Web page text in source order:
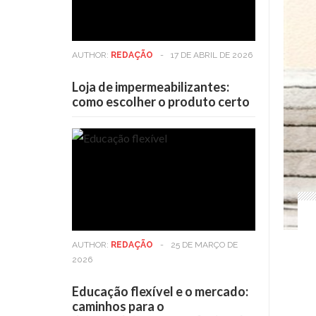
AUTHOR: REDAÇÃO - 17 DE ABRIL DE 2026
Loja de impermeabilizantes:
como escolher o produto certo
AUTHOR: REDAÇÃO -
25 DE MARÇO DE
2026
Educação flexível e o mercado:
caminhos para o